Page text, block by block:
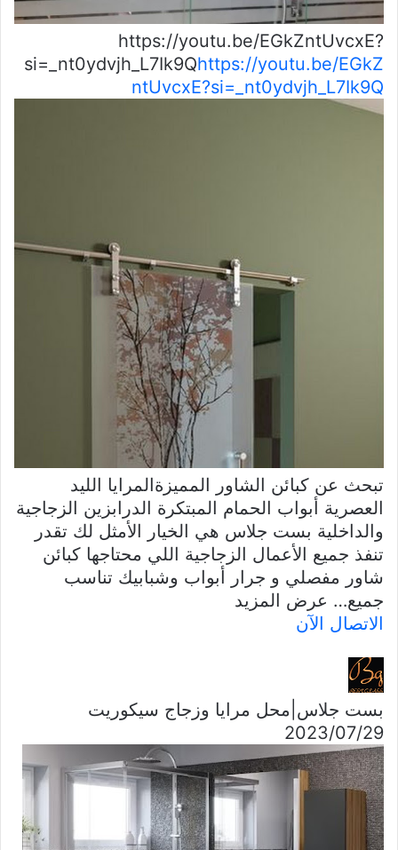
https://youtu.be/EGkZntUvcxE?
si=_nt0ydvjh_L7Ik9Qhttps://youtu.be/EGkZ
ntUvcxE?si=_nt0ydvjh_L7Ik9Q
تبحث عن كبائن الشاور المميزةالمرايا الليد
العصرية أبواب الحمام المبتكرة الدرابزين الزجاجية
والداخلية بست جلاس هي الخيار الأمثل لك تقدر
تنفذ جميع الأعمال الزجاجية اللي محتاجها كبائن
شاور مفصلي و جرار أبواب وشبابيك تناسب
جميع… عرض المزيد
الاتصال الآن
بست جلاس|محل مرايا وزجاج سيكوريت
29‏/07‏/2023